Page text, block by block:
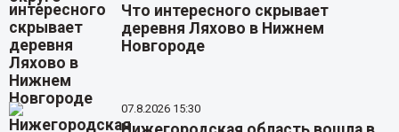
Что интересного скрывает
деревня Ляхово в Нижнем
Новгороде
07.8.2026 15:30